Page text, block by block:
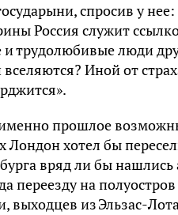
спросив у
Россия служит
трудолюбивые люди
Иной от
прошлое
Лондон хотел бы
вряд ли бы
переезду на
из Эльзас-